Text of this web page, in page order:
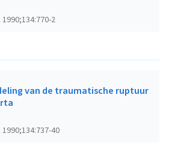
2
van de traumatische ruptuur
40